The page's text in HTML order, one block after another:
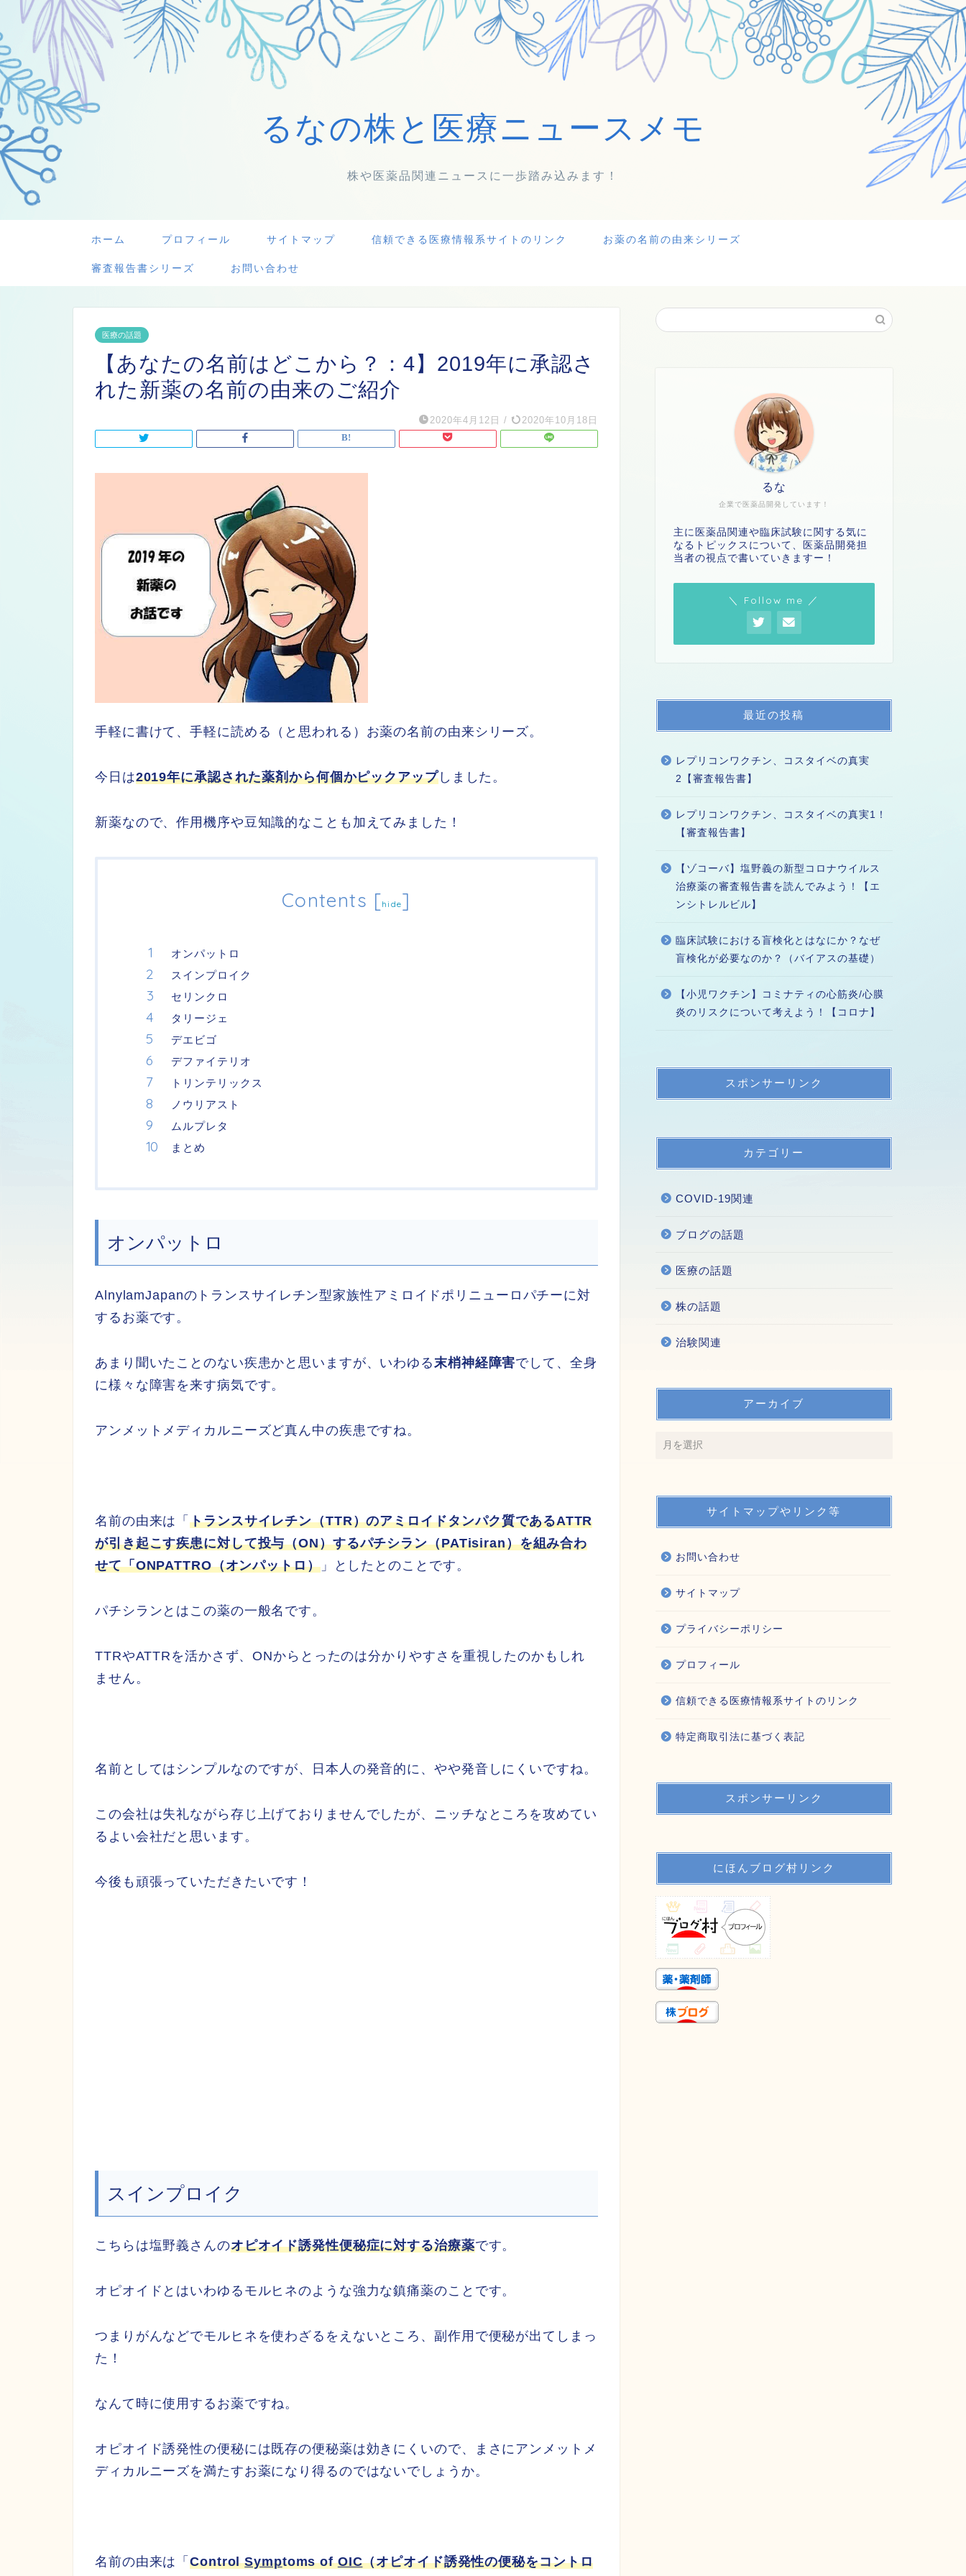
るなの株と医療ニュースメモ
株や医薬品関連ニュースに一歩踏み込みます！
ホーム プロフィール サイトマップ 信頼できる医療情報系サイトのリンク お薬の名前の由来シリーズ
審査報告書シリーズ お問い合わせ
医療の話題
【あなたの名前はどこから？：4】2019年に承認さ
れた新薬の名前の由来のご紹介
2020年4月12日 / 2020年10月18日
手軽に書けて、手軽に読める（と思われる）お薬の名前の由来シリーズ。
今日は2019年に承認された薬剤から何個かピックアップしました。
新薬なので、作用機序や豆知識的なことも加えてみました！
Contents [hide]
オンパットロ
スインプロイク
セリンクロ
タリージェ
デエビゴ
デファイテリオ
トリンテリックス
ノウリアスト
ムルプレタ
まとめ
オンパットロ
AlnylamJapanのトランスサイレチン型家族性アミロイドポリニューロパチーに対
するお薬です。
あまり聞いたことのない疾患かと思いますが、いわゆる 末梢神経障害でして、全身
に様々な障害を来す病気です。
アンメットメディカルニーズど真ん中の疾患ですね。
名前の由来は「トランスサイレチン（TTR）のアミロイドタンパク質であるATTR
が引き起こす疾患に対して投与（ON）するパチシラン（PATisiran）を組み合わ
せて「ONPATTRO（オンパットロ）」としたとのことです。
パチシランとはこの薬の一般名です。
TTRやATTRを活かさず、ONからとったのは分かりやすさを重視したのかもしれ
ません。
名前としてはシンプルなのですが、日本人の発音的に、やや発音しにくいですね。
この会社は失礼ながら存じ上げておりませんでしたが、ニッチなところを攻めてい
るよい会社だと思います。
今後も頑張っていただきたいです！
スインプロイク
こちらは塩野義さんのオピオイド誘発性便秘症に対する治療薬です。
オピオイドとはいわゆるモルヒネのような強力な鎮痛薬のことです。
つまりがんなどでモルヒネを使わざるをえないところ、副作用で便秘が出てしまっ
た！
なんて時に使用するお薬ですね。
オピオイド誘発性の便秘には既存の便秘薬は効きにくいので、まさにアンメットメ
ディカルニーズを満たすお薬になり得るのではないでしょうか。
名前の由来は「ControlSymptoms ofOIC（オピオイド誘発性の便秘をコントロ
企業で医薬品開発しています！
るな
主に医薬品関連や臨床試験に関する気に
なるトピックスについて、医薬品開発担
当者の視点で書いていきますー！
＼ Follow me ／
最近の投稿
レプリコンワクチン、コスタイベの真実
2【審査報告書】
レプリコンワクチン、コスタイベの真実1！
【審査報告書】
【ゾコーバ】塩野義の新型コロナウイルス
治療薬の審査報告書を読んでみよう！【エ
ンシトレルビル】
臨床試験における盲検化とはなにか？なぜ
盲検化が必要なのか？（バイアスの基礎）
【小児ワクチン】コミナティの心筋炎/心膜
炎のリスクについて考えよう！【コロナ】
スポンサーリンク
カテゴリー
COVID-19関連
ブログの話題
医療の話題
株の話題
治験関連
アーカイブ
サイトマップやリンク等
お問い合わせ
サイトマップ
プライバシーポリシー
プロフィール
信頼できる医療情報系サイトのリンク
特定商取引法に基づく表記
スポンサーリンク
にほんブログ村リンク